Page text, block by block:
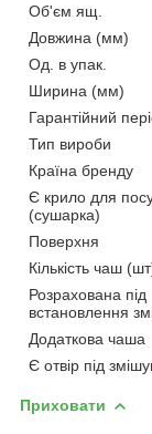
Об'єм ящ.
Довжина (мм)
Од. в упак.
Ширина (мм)
Гарантійний
Тип вироби
Країна бренду
Є крило для
(сушарка)
Поверхня
Кількість чаш
Розрахована під
встановлення
Додаткова чаша
Є отвір під
Приховати